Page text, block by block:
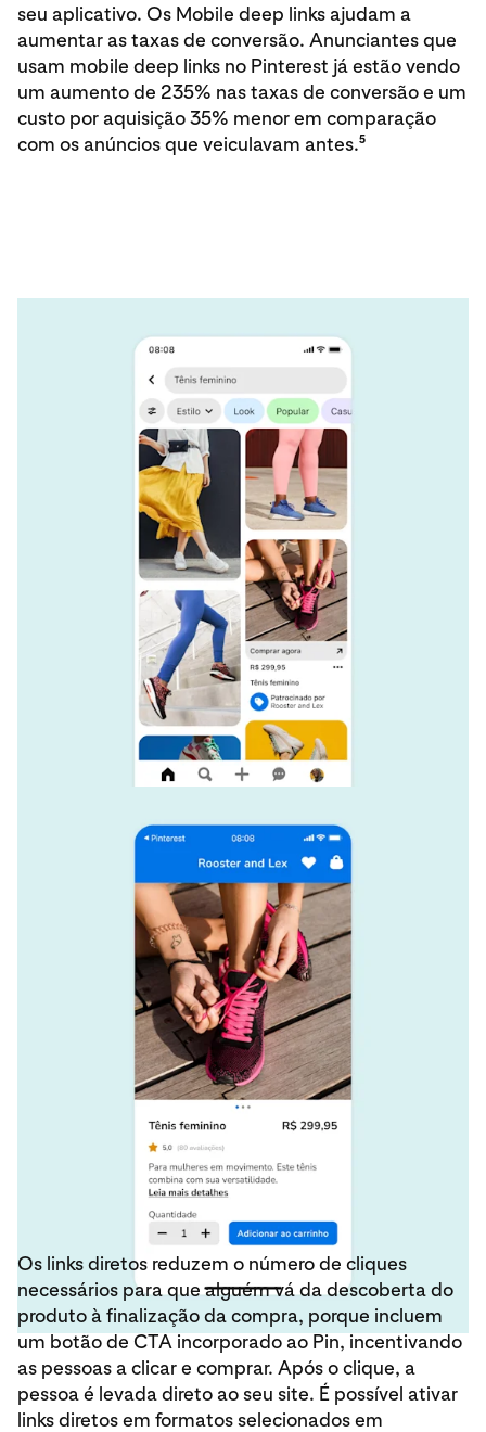
seu aplicativo. Os Mobile deep links ajudam a
aumentar as taxas de conversão. Anunciantes que
usam mobile deep links no Pinterest já estão vendo
um aumento de 235% nas taxas de conversão e um
custo por aquisição 35% menor em comparação
com os anúncios que veiculavam antes.5
Um anúncio da Rooster and Lex que usa mobile deep links
mostrando um botão simples de adição ao carrinho para os tênis
selecionados.
Os links diretos reduzem o número de cliques
necessários para que alguém vá da descoberta do
produto à finalização da compra, porque incluem
um botão de CTA incorporado ao Pin, incentivando
as pessoas a clicar e comprar. Após o clique, a
pessoa é levada direto ao seu site. É possível ativar
links diretos em formatos selecionados em